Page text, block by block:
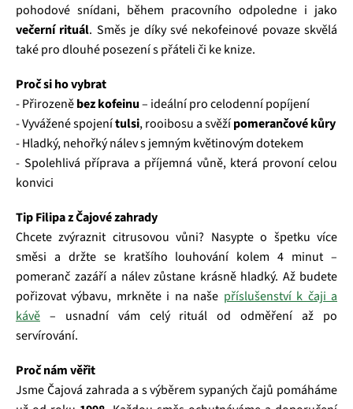
pohodové snídani, během pracovního odpoledne i jako
večerní rituál. Směs je díky své nekofeinové povaze skvělá
také pro dlouhé posezení s přáteli či ke knize.
Proč si ho vybrat
- Přirozeněbez kofeinu– ideální pro celodenní popíjení
- Vyvážené spojenítulsi, rooibosu a svěžípomerančové kůry
- Hladký, nehořký nálev s jemným květinovým dotekem
- Spolehlivá příprava a příjemná vůně, která provoní celou
konvici
Tip Filipa z Čajové zahrady
Chcete zvýraznit citrusovou vůni? Nasypte o špetku více
směsi a držte se kratšího louhování kolem 4 minut –
pomeranč zazáří a nálev zůstane krásně hladký. Až budete
pořizovat výbavu, mrkněte i na naše příslušenství k čaji a
kávě – usnadní vám celý rituál od odměření až po
servírování.
Proč nám věřit
Jsme Čajová zahrada a s výběrem sypaných čajů pomáháme